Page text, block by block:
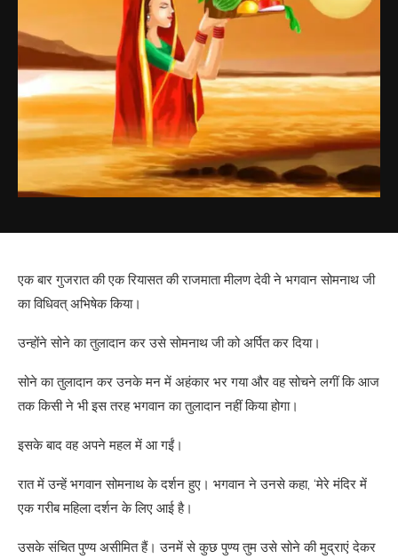
एक बार गुजरात की एक रियासत की राजमाता मीलण देवी ने भगवान सोमनाथ जी
का विधिवत् अभिषेक किया।
उन्होंने सोने का तुलादान कर उसे सोमनाथ जी को अर्पित कर दिया।
सोने का तुलादान कर उनके मन में अहंकार भर गया और वह सोचने लगीं कि आज
तक किसी ने भी इस तरह भगवान का तुलादान नहीं किया होगा।
इसके बाद वह अपने महल में आ गईं।
रात में उन्हें भगवान सोमनाथ के दर्शन हुए। भगवान ने उनसे कहा, ‘मेरे मंदिर में
एक गरीब महिला दर्शन के लिए आई है।
उसके संचित पुण्य असीमित हैं। उनमें से कुछ पुण्य तुम उसे सोने की मुद्राएं देकर